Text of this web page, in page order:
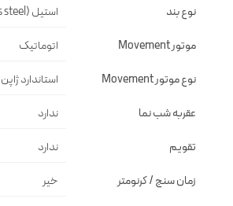
نوع بند استیل (stainless steel)
موتور Movement اتوماتیک
نوع موتور Movement استاندارد ژاپن
عقربه شب نما ندارد
تقویم ندارد
زمان سنج / کرنومتر خیر